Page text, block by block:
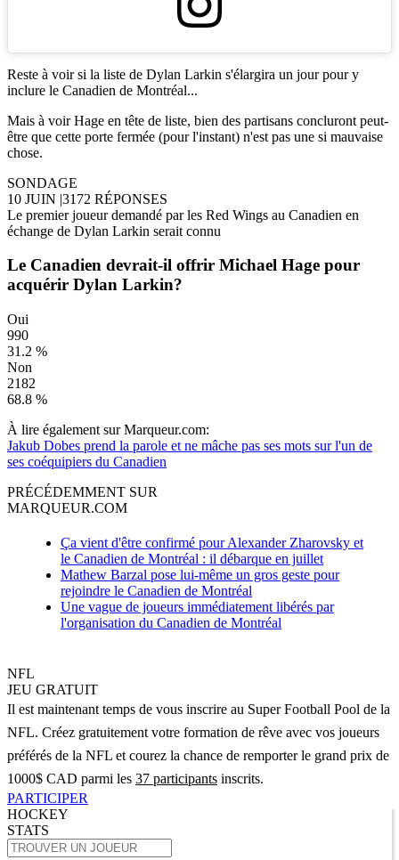
Reste à voir si la liste de Dylan Larkin s'élargira un jour pour y
inclure le Canadien de Montréal...
Mais à voir Hage en tête de liste, bien des partisans concluront peut-
être que cette porte fermée (pour l'instant) n'est pas une si mauvaise
chose.
SONDAGE
10 JUIN |3172 RÉPONSES
Le premier joueur demandé par les Red Wings au Canadien en
échange de Dylan Larkin serait connu
Le Canadien devrait-il offrir Michael Hage pour
acquérir Dylan Larkin?
Oui
990
31.2 %
Non
2182
68.8 %
À lire également sur Marqueur.com:
Jakub Dobes prend la parole et ne mâche pas ses mots sur l'un de
ses coéquipiers du Canadien
PRÉCÉDEMMENT SUR
MARQUEUR.COM
Ça vient d'être confirmé pour Alexander Zharovsky et
le Canadien de Montréal : il débarque en juillet
Mathew Barzal pose lui-même un gros geste pour
rejoindre le Canadien de Montréal
Une vague de joueurs immédiatement libérés par
l'organisation du Canadien de Montréal
NFL
JEU GRATUIT
Il est maintenant temps de vous inscrire au Super Football Pool de la
NFL. Créez gratuitement votre formation de rêve avec vos joueurs
préférés de la NFL et courez la chance de remporter le grand prix de
1000$ CAD parmi les 37 participants inscrits.
PARTICIPER
HOCKEY
STATS